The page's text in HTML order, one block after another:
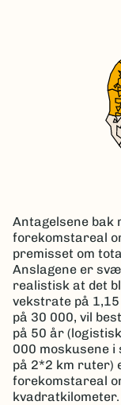
Antagelsene bak
forekomstareal
premisset om
Anslagene er
realistisk at det
vekstrate på
på 30 000, vil
på 50 år
000 moskusene i
på 2*2 km ruter)
forekomstareal
kvadratkilometer.